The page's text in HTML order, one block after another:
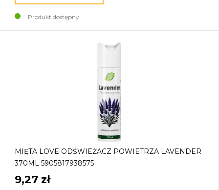
Produkt dostępny
MIĘTA LOVE ODŚWIEŻACZ POWIETRZA LAVENDER
370ML 5905817938575
9,27 zł